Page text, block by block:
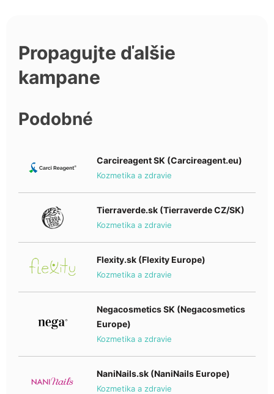
Propagujte ďalšie
kampane
Podobné
Carcireagent SK (Carcireagent.eu)
Kozmetika a zdravie
Tierraverde.sk (Tierraverde CZ/SK)
Kozmetika a zdravie
Flexity.sk (Flexity Europe)
Kozmetika a zdravie
Negacosmetics SK (Negacosmetics
Europe)
Kozmetika a zdravie
NaniNails.sk (NaniNails Europe)
Kozmetika a zdravie